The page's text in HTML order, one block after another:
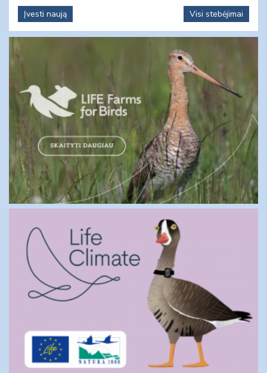
Įvesti naują
Visi stebėjimai